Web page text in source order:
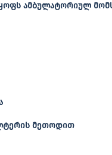
ამბულატორიულ
ჰოლტერის